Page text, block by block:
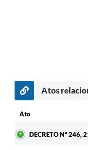
Atos
Ato
DECRETO Nº 246,